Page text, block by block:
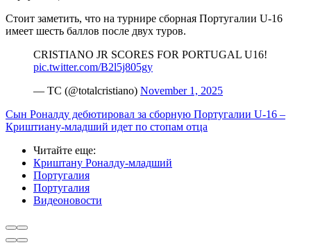
Стоит заметить, что на турнире сборная Португалии U-16
имеет шесть баллов после двух туров.
CRISTIANO JR SCORES FOR PORTUGAL U16!
pic.twitter.com/B2l5j805gy
— TC (@totalcristiano) November 1, 2025
Сын Роналду дебютировал за сборную Португалии U-16 –
Криштиану-младший идет по стопам отца
Читайте еще:
Криштану Роналду-младший
Португалия
Португалия
Видеоновости